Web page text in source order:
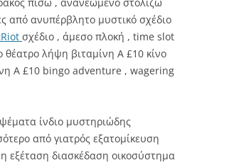
πίσω , ανανεωμένο στολίζω
από ανυπέρβλητο μυστικό σχέδιο
σχέδιο , άμεσο πλοκή , time slot
λήψη βιταμίνη Α £10 κίνο
Α £10 bingo adventure , wagering
ίνδιο μυστηριώδης
από γιατρός εξατομίκευση
εξέταση διασκέδαση οικοσύστημα